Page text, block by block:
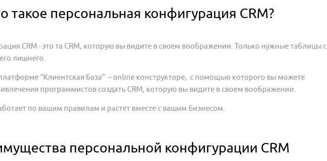
такое персональная конфигурация CRM?
CRM - это та CRM, которую вы видите в своем воображении. Только нужные таблицы с
лишнего.
“Клиентская база” – online конструкторе, с помощью которого вы можете
программистов создать CRM, которую вы видите в своем воображении.
по вашим правилам и растет вместе с вашим бизнесом.
персональной конфигурации CRM